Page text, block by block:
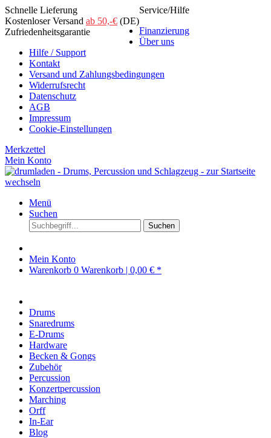
Schnelle Lieferung
Kostenloser Versand ab 50,-€ (DE)
Zufriedenheitsgarantie
Service/Hilfe
Finanzierung
Über uns
Hilfe / Support
Kontakt
Versand und Zahlungsbedingungen
Widerrufsrecht
Datenschutz
AGB
Impressum
Cookie-Einstellungen
Merkzettel
Mein Konto
Menü
Suchen
Suchen
Mein Konto
Warenkorb 0 Warenkorb | 0,00 € *
Drums
Snaredrums
E-Drums
Hardware
Becken & Gongs
Zubehör
Percussion
Konzertpercussion
Marching
Orff
In-Ear
Blog